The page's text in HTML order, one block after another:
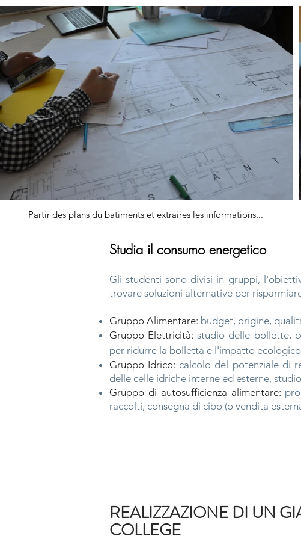
Partir des plans du batiments et extraires les informations...
Studia il consumo energetico
Gli studenti sono divisi in gruppi,
trovare soluzioni alternative per
Gruppo Alimentare: budget, origine,
Gruppo Elettricità: studio delle bollette,
per ridurre la bolletta e l'impatto
Gruppo Idrico: calcolo del potenziale di
delle celle idriche interne ed esterne,
Gruppo di autosufficienza alimentare:
raccolti, consegna di cibo (o vendita
REALIZZAZIONE DI UN
COLLEGE